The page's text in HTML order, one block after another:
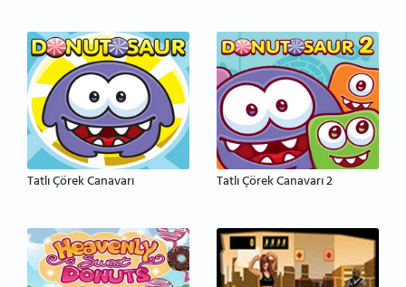
Tatlı Çörek Canavarı Tatlı Çörek Canavarı 2